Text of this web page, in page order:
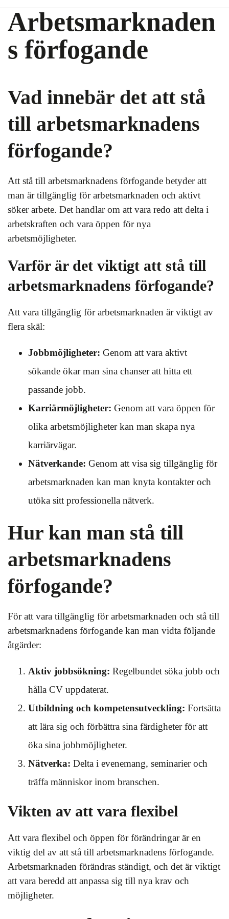
Arbetsmarknaden
s förfogande
Vad innebär det att stå
till arbetsmarknadens
förfogande?
Att stå till arbetsmarknadens förfogande betyder att
man är tillgänglig för arbetsmarknaden och aktivt
söker arbete. Det handlar om att vara redo att delta i
arbetskraften och vara öppen för nya
arbetsmöjligheter.
Varför är det viktigt att stå till
arbetsmarknadens förfogande?
Att vara tillgänglig för arbetsmarknaden är viktigt av
flera skäl:
Jobbmöjligheter: Genom att vara aktivt
sökande ökar man sina chanser att hitta ett
passande jobb.
Karriärmöjligheter: Genom att vara öppen för
olika arbetsmöjligheter kan man skapa nya
karriärvägar.
Nätverkande: Genom att visa sig tillgänglig för
arbetsmarknaden kan man knyta kontakter och
utöka sitt professionella nätverk.
Hur kan man stå till
arbetsmarknadens
förfogande?
För att vara tillgänglig för arbetsmarknaden och stå till
arbetsmarknadens förfogande kan man vidta följande
åtgärder:
Aktiv jobbsökning: Regelbundet söka jobb och
hålla CV uppdaterat.
Utbildning och kompetensutveckling: Fortsätta
att lära sig och förbättra sina färdigheter för att
öka sina jobbmöjligheter.
Nätverka: Delta i evenemang, seminarier och
träffa människor inom branschen.
Vikten av att vara flexibel
Att vara flexibel och öppen för förändringar är en
viktig del av att stå till arbetsmarknadens förfogande.
Arbetsmarknaden förändras ständigt, och det är viktigt
att vara beredd att anpassa sig till nya krav och
möjligheter.